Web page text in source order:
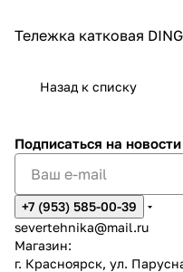
Тележка катковая
Назад к списку
Подписаться на
+7 (953) 585-00-39
severtehnika@mail.ru
Магазин:
г. Красноярск, ул.